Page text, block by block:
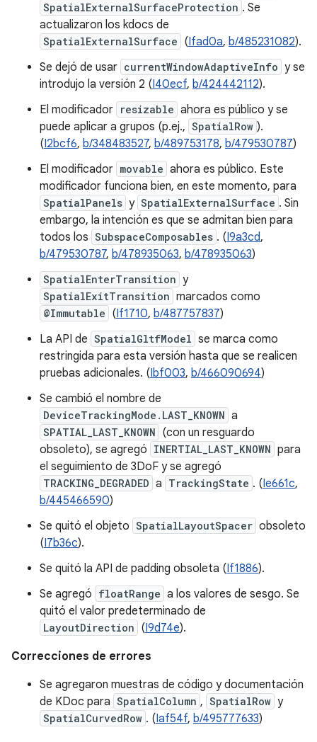
SpatialExternalSurfaceProtection . Se
actualizaron los kdocs de
SpatialExternalSurface (Ifad0a, b/485231082).
Se dejó de usar currentWindowAdaptiveInfo y se
introdujo la versión 2 (I40ecf, b/424442112).
El modificador resizable ahora es público y se
puede aplicar a grupos (p.ej., SpatialRow ).
(I2bcf6, b/348483527, b/489753178, b/479530787)
El modificador movable ahora es público. Este
modificador funciona bien, en este momento, para
SpatialPanels y SpatialExternalSurface . Sin
embargo, la intención es que se admitan bien para
todos los SubspaceComposables . (I9a3cd,
b/479530787, b/478935063, b/478935063)
SpatialEnterTransition y
SpatialExitTransition marcados como
@Immutable (If1710, b/487757837)
La API de SpatialGltfModel se marca como
restringida para esta versión hasta que se realicen
pruebas adicionales. (Ibf003, b/466090694)
Se cambió el nombre de
DeviceTrackingMode.LAST_KNOWN a
SPATIAL_LAST_KNOWN (con un resguardo
obsoleto), se agregó INERTIAL_LAST_KNOWN para
el seguimiento de 3DoF y se agregó
TRACKING_DEGRADED a TrackingState . (Ie661c,
b/445466590)
Se quitó el objeto SpatialLayoutSpacer obsoleto
(I7b36c).
Se quitó la API de padding obsoleta (If1886).
Se agregó floatRange a los valores de sesgo. Se
quitó el valor predeterminado de
LayoutDirection (I9d74e).
Correcciones de errores
Se agregaron muestras de código y documentación
de KDoc para SpatialColumn , SpatialRow y
SpatialCurvedRow . (Iaf54f, b/495777633)